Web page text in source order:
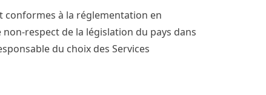
conformes à la réglementation en
respect de la législation du pays dans
du choix des Services